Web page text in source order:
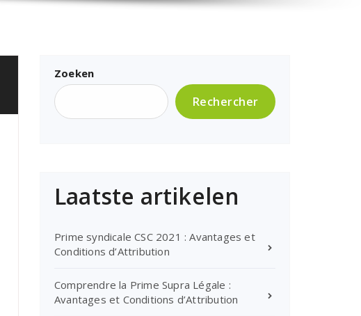
Zoeken
Rechercher
Laatste artikelen
Prime syndicale CSC 2021 : Avantages et
Conditions d’Attribution
Comprendre la Prime Supra Légale :
Avantages et Conditions d’Attribution